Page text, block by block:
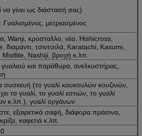
να γίνει ως διάστασή σας)
Γυαλισμένος, μετριασμένος
Wanji, κρύσταλλο, νέο, Hishicross,
διαμάντι, τσιντσιλά, Karatachi, Kasumi,
Mistlite, Nashiji, βροχή κ.λπ.
και παράθυρα, ανελκυστήρας,
συσκευή (το γυαλί κουκουλών κουζινών,
το γυαλί, το γυαλί εστιών, το γυαλί
κ.λπ.), γυαλί οργάνων
εξαιρετικά σαφή, διάφορα πράσινα,
καφετιά κ.λπ.